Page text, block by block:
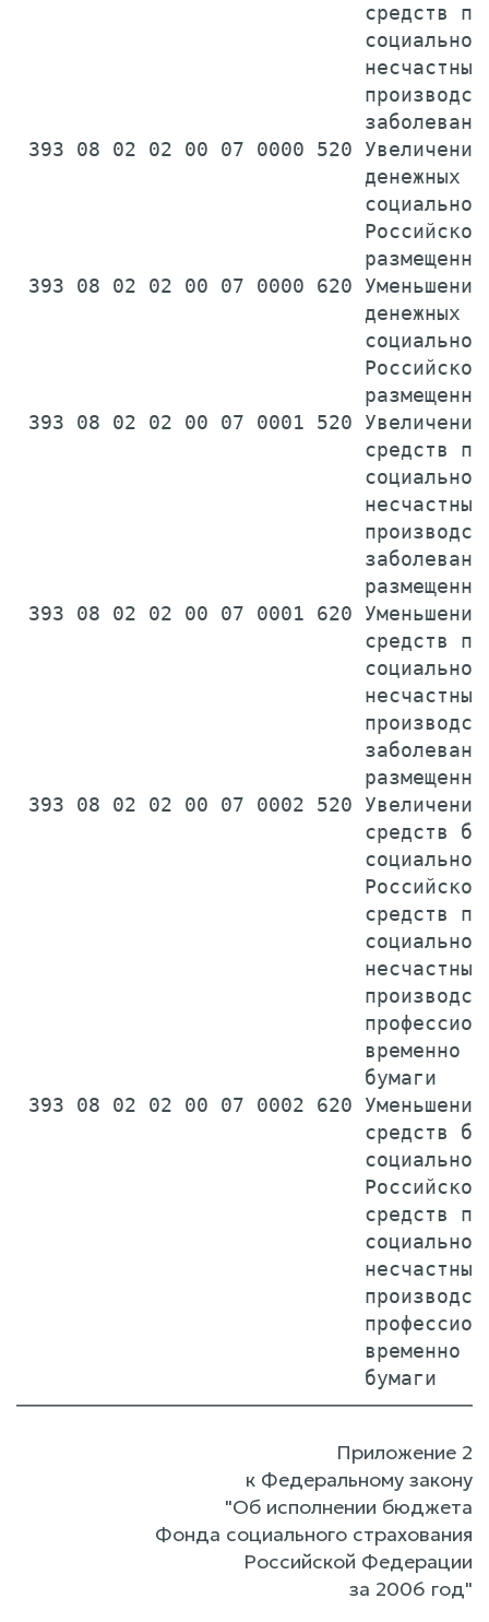
средств
393 08 02 02 00 07 0000 520 Увеличение
денежных
393 08 02 02 00 07 0000 620 Уменьшение
денежных
393 08 02 02 00 07 0001 520 Увеличение
средств
393 08 02 02 00 07 0001 620 Уменьшение
средств
393 08 02 02 00 07 0002 520 Увеличение
средств
средств
временно
бумаги
393 08 02 02 00 07 0002 620 Уменьшение
средств
средств
временно
бумаги
Приложение 2
к Федеральному закону
"Об исполнении бюджета
Фонда социального страхования
Российской Федерации
за 2006 год"